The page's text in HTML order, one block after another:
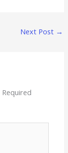
Next Post →
Required